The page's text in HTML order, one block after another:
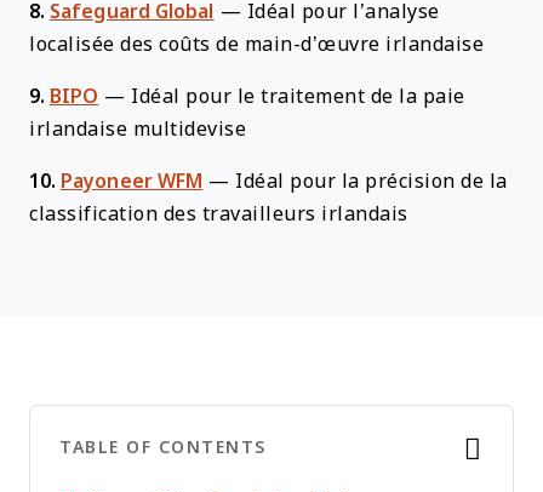
8. Safeguard Global — Idéal pour l’analyse
localisée des coûts de main-d’œuvre irlandaise
9. BIPO — Idéal pour le traitement de la paie
irlandaise multidevise
10. Payoneer WFM — Idéal pour la précision de la
classification des travailleurs irlandais
TABLE OF CONTENTS